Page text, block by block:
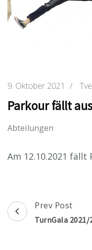
9. Oktober 2021 /
Parkour fällt
Abteilungen
Am 12.10.2021 fällt
Post
Navigation
Prev Post
TurnGala 2021/